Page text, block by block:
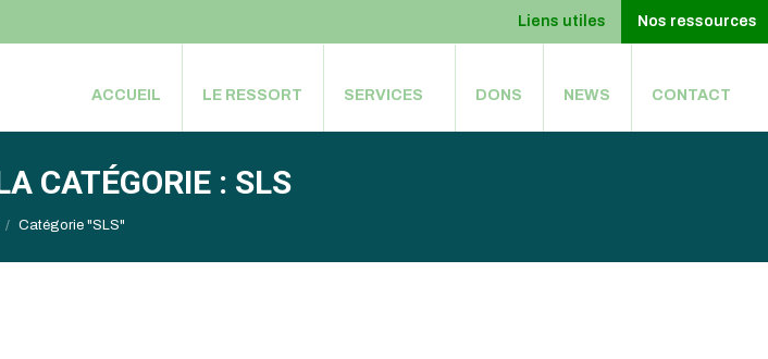
Liens utiles Nos ressources
ACCUEIL LE RESSORT SERVICES DONS NEWS CONTACT
CATÉGORIE : SLS
ici :
Catégorie "SLS"